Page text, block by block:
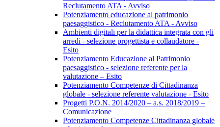
Reclutamento ATA - Avviso
Potenziamento educazione al patrimonio
paesaggistico - Reclutamento ATA - Avviso
Ambienti digitali per la didattica integrata con gli
arredi - selezione progettista e collaudatore -
Esito
Potenziamento Educazione al Patrimonio
paesaggistico - selezione referente per la
valutazione – Esito
Potenziamento Competenze di Cittadinanza
globale - selezione referente valutazione - Esito
Progetti P.O.N. 2014/2020 – a.s. 2018/2019 –
Comunicazione
Potenziamento Competenze Cittadinanza globale